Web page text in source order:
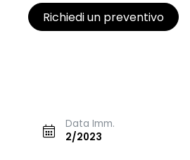
Richiedi un preventivo
Data Imm.
2/2023